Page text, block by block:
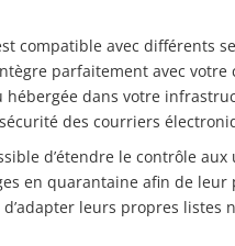
compatible avec différents
parfaitement avec votre
hébergée dans votre
des courriers
d’étendre le contrôle
en quarantaine afin de
leurs propres listes